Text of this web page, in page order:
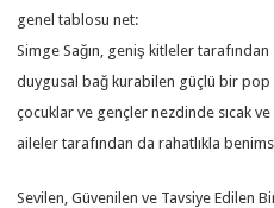
genel tablosu net:
Simge Sağın, geniş kitleler
duygusal bağ kurabilen güçlü bir pop
çocuklar ve gençler nezdinde sıcak
aileler tarafından da rahatlıkla
Sevilen, Güvenilen ve Tavsiye Edilen